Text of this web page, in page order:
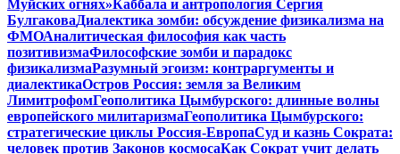
Муйских огнях»Каббала и антропология Сергия
БулгаковаДиалектика зомби: обсуждение физикализма на
ФМОАналитическая философия как часть
позитивизмаФилософские зомби и парадокс
физикализмаРазумный эгоизм: контраргументы и
диалектикаОстров Россия: земля за Великим
ЛимитрофомГеополитика Цымбурского: длинные волны
европейского милитаризмаГеополитика Цымбурского:
стратегические циклы Россия-ЕвропаСуд и казнь Сократа:
человек против Законов космосаКак Сократ учит делать